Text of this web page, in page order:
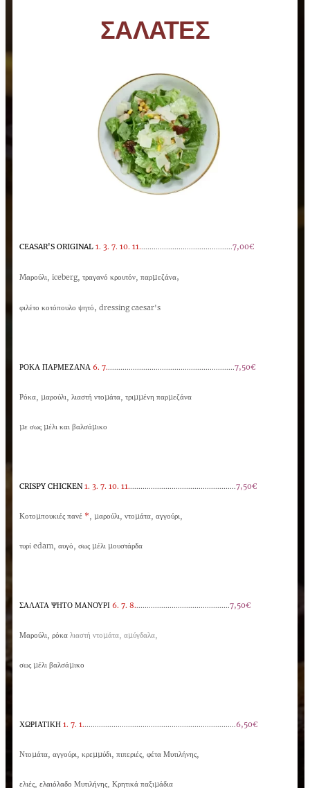
ΣΑΛΑΤΕΣ
CEASAR'S ORIGINAL 1. 3. 7. 10. 11.............................................7,00€
Mαρούλι, iceberg, τραγανό κρουτόν, παρµεζάνα,
φιλέτο κοτόπουλο ψητό, dressing caesar's
ΡΟΚΑ ΠΑΡΜΕΖΑΝΑ 6. 7..............................................................7,50€
Ρόκα, µαρούλι, λιαστή ντοµάτα, τριµµένη παρµεζάνα
µε σως µέλι και βαλσάµικο
CRISPY CHICKEN 1. 3. 7. 10. 11....................................................7,50€
Κοτοµπουκιές πανέ *, µαρούλι, ντοµάτα, αγγούρι,
τυρί edam, αυγό, σως µέλι µουστάρδα
ΣΑΛΑΤΑ ΨΗΤΟ ΜΑΝΟΥΡΙ 6. 7. 8..............................................7,50€
Μαρούλι, ρόκα λιαστή ντοµάτα, αµύγδαλα,
σως µέλι βαλσάµικο
ΧΩΡΙΑΤΙΚΗ 1. 7. 1..........................................................................6,50€
Ντοµάτα, αγγούρι, κρεµµύδι, πιπεριές, φέτα Μυτιλήνης,
ελιές, ελαιόλαδο Μυτιλήνης, Κρητικά παξιµάδια